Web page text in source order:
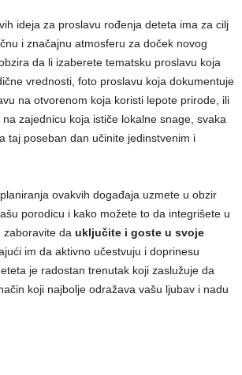
ideja za proslavu rođenja deteta ima za cilj
i značajnu atmosferu za doček novog
da li izaberete tematsku proslavu koja
vrednosti, foto proslavu koja dokumentuje
na otvorenom koja koristi lepote prirode, ili
zajednicu koja ističe lokalne snage, svaka
taj poseban dan učinite jedinstvenim i
ovakvih događaja uzmete u obzir
porodicu i kako možete to da integrišete u
zaboravite da uključite i goste u svoje
im da aktivno učestvuju i doprinesu
je radostan trenutak koji zaslužuje da
koji najbolje odražava vašu ljubav i nadu